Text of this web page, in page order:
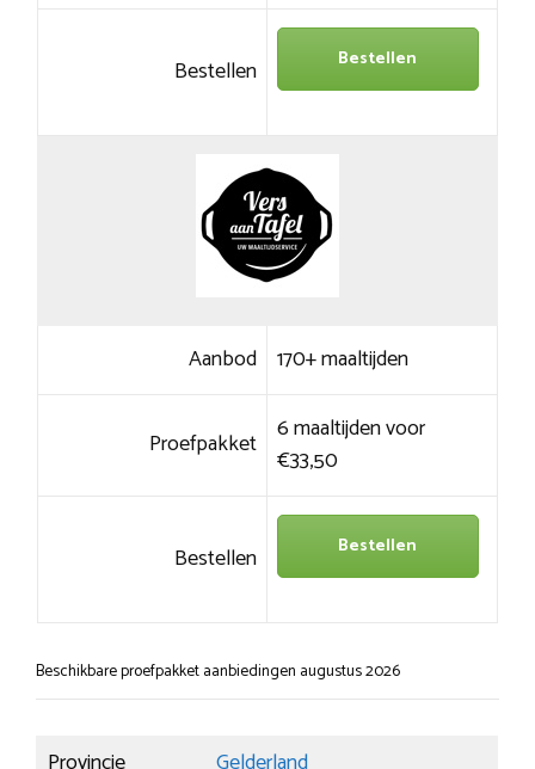
Bestellen Bestellen
Aanbod 170+ maaltijden
Proefpakket 6 maaltijden voor
€33,50
Bestellen Bestellen
Beschikbare proefpakket aanbiedingen augustus 2026